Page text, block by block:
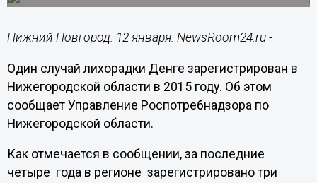
Нижний Новгород. 12 января. NewsRoom24.ru -
Один случай лихорадки Денге зарегистрирован в
Нижегородской области в 2015 году. Об этом
сообщает Управление Роспотребнадзора по
Нижегородской области.
Как отмечается в сообщении, за последние
четыре года в регионе зарегистрировано три